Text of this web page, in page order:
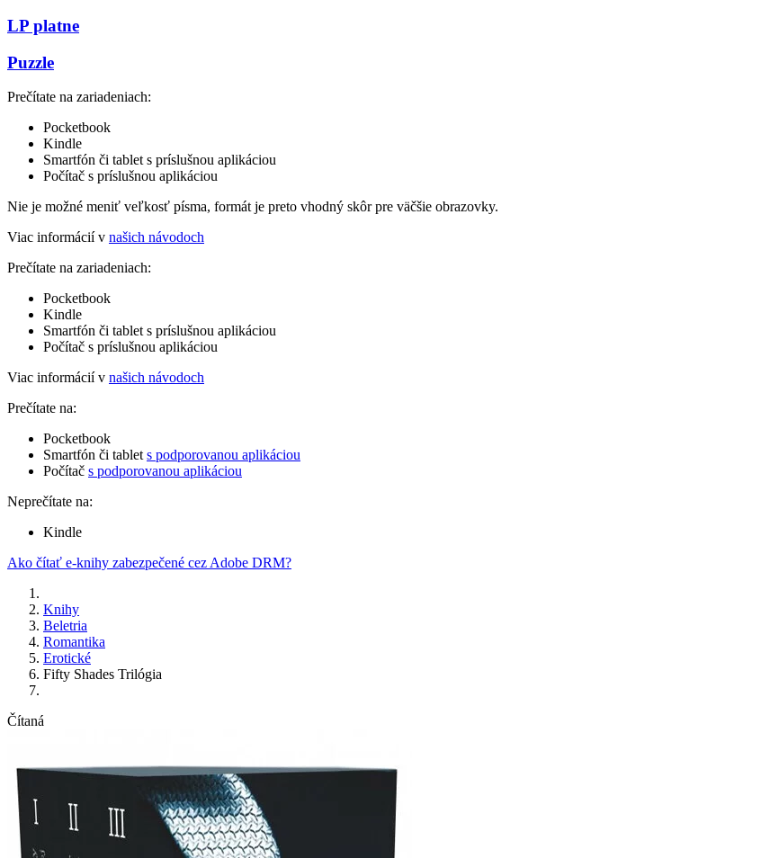
LP platne
Puzzle
Prečítate na zariadeniach:
Pocketbook
Kindle
Smartfón či tablet s príslušnou aplikáciou
Počítač s príslušnou aplikáciou
Nie je možné meniť veľkosť písma, formát je preto vhodný skôr pre väčšie obrazovky.
Viac informácií v našich návodoch
Prečítate na zariadeniach:
Pocketbook
Kindle
Smartfón či tablet s príslušnou aplikáciou
Počítač s príslušnou aplikáciou
Viac informácií v našich návodoch
Prečítate na:
Pocketbook
Smartfón či tablet s podporovanou aplikáciou
Počítač s podporovanou aplikáciou
Neprečítate na:
Kindle
Ako čítať e-knihy zabezpečené cez Adobe DRM?
Knihy
Beletria
Romantika
Erotické
Fifty Shades Trilógia
Čítaná